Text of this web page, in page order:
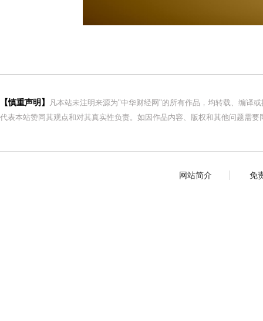
【慎重声明】
凡本站未注明来源为"中华财经网"的所有作品，均转载、编译
代表本站赞同其观点和对其真实性负责。如因作品内容、版权和其他问题需
网站简介 免